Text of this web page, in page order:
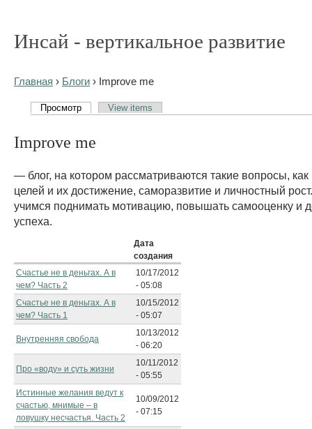
Инсай - вертикальное развитие
Главная › Блоги › Improve me
Просмотр View items
Improve me
— блог, на котором рассматриваются такие вопросы, как
целей и их достижение, саморазвитие и личностный
учимся поднимать мотивацию, повышать самооценку и
успеха.
Дата
создания
Счастье не в деньгах. А в
чем? Часть 2
10/17/2012
- 05:08
Счастье не в деньгах. А в
чем? Часть 1
10/15/2012
- 05:07
Внутренняя свобода
10/13/2012
- 06:20
Про «воду» и суть жизни
10/11/2012
- 05:55
Истинные желания ведут к
счастью, мнимые – в
ловушку несчастья. Часть 2
10/09/2012
- 07:15